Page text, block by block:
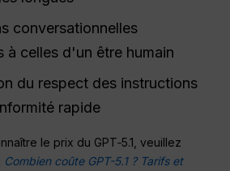
conversationnelles
à celles d'un être humain
du respect des instructions
rapide
le prix du GPT‑5.1, veuillez
Combien coûte GPT-5.1 ? Tarifs et